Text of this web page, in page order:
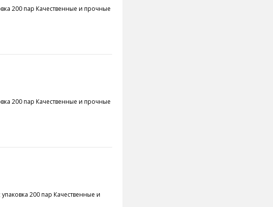
200 пар Качественные и прочные
200 пар Качественные и прочные
200 пар Качественные и